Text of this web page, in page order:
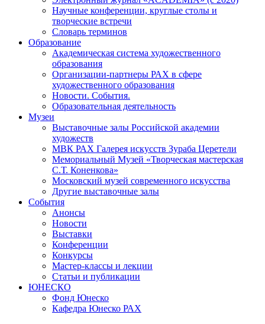
Научные конференции, круглые столы и
творческие встречи
Словарь терминов
Образование
Академическая система художественного
образования
Организации-партнеры РАХ в сфере
художественного образования
Новости. События.
Образовательная деятельность
Музеи
Выставочные залы Российской академии
художеств
МВК РАХ Галерея искусств Зураба Церетели
Мемориальный Музей «Творческая мастерская
С.Т. Коненкова»
Московский музей современного искусства
Другие выставочные залы
События
Анонсы
Новости
Выставки
Конференции
Конкурсы
Мастер-классы и лекции
Статьи и публикации
ЮНЕСКО
Фонд Юнеско
Кафедра Юнеско РАХ